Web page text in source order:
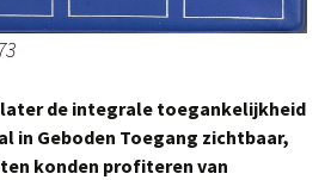
de integrale toegankelijkheid
in Geboden Toegang zichtbaar,
konden profiteren van